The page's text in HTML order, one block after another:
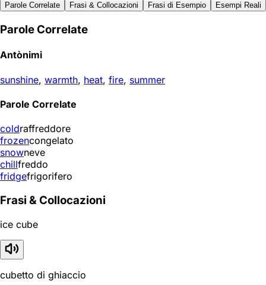
Parole Correlate Frasi & Collocazioni Frasi di Esempio Esempi Reali
Parole Correlate
Antònimi
sunshine, warmth, heat, fire, summer
Parole Correlate
coldraffreddore
frozencongelato
snowneve
chillfreddo
fridgefrigorifero
Frasi & Collocazioni
ice cube
cubetto di ghiaccio